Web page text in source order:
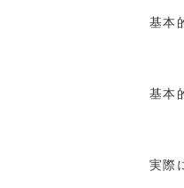
基本
基本
実際